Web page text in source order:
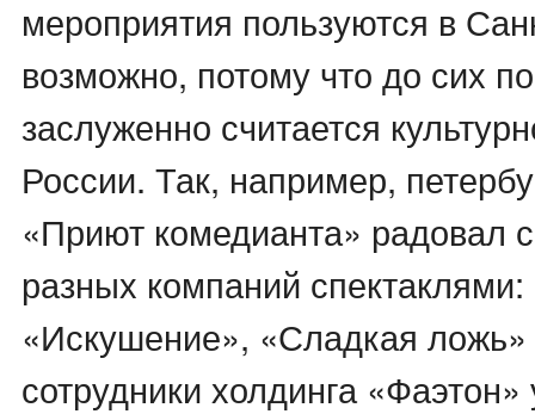
мероприятия пользуются в
возможно, потому что до сих
заслуженно считается
России. Так, например,
«Приют комедианта» радовал
разных компаний
«Искушение», «Сладкая
сотрудники холдинга